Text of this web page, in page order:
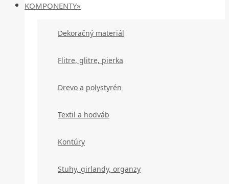
KOMPONENTY»
Dekoračný materiál
Flitre, glitre, pierka
Drevo a polystyrén
Textil a hodváb
Kontúry
Stuhy, girlandy, organzy